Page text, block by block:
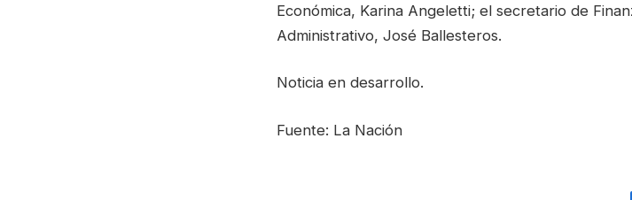
Económica, Karina Angeletti; el secretario de
Administrativo, José Ballesteros.
Noticia en desarrollo.
Fuente: La Nación